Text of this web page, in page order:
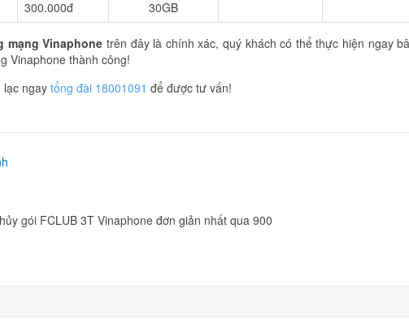
300.000đ 30GB
mạng Vinaphone trên đây là chính xác, quý khách có thể thực hiện ngay
Vinaphone thành công!
lạc ngay tổng đài 18001091 để được tư vấn!
gói FCLUB 3T Vinaphone đơn giản nhất qua 900